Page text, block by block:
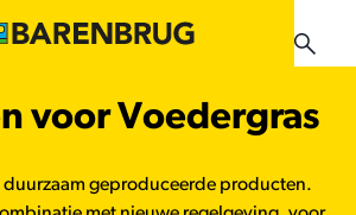
voor Voedergras
duurzaam geproduceerde producten.